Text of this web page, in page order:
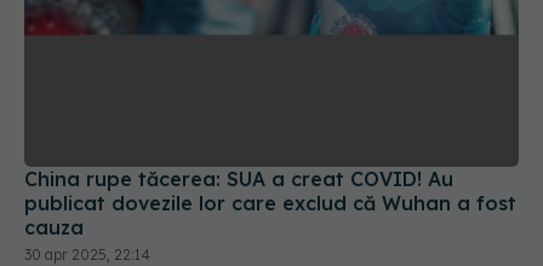
China rupe tăcerea: SUA a creat COVID! Au
publicat dovezile lor care exclud că Wuhan a fost
cauza
30 apr 2025, 22:14